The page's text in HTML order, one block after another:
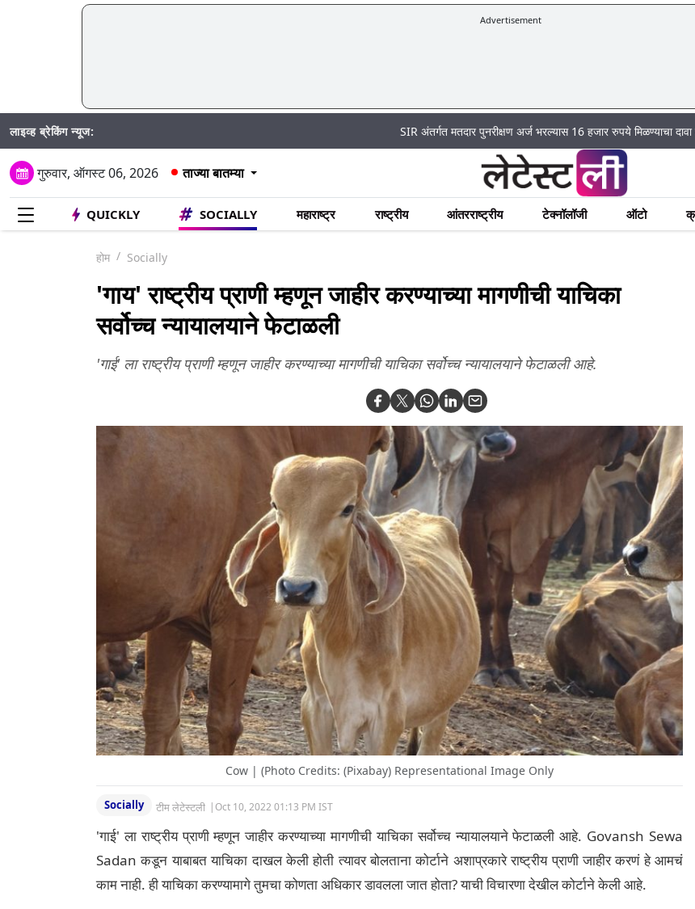
Advertisement
लाइव्ह ब्रेकिंग न्यूज: SIR अंतर्गत मतदार पुनरीक्षण अर्ज भरल्यास 16 हजार रुपये मिळण्याचा दावा पूर्णपणे खोटा
गुरुवार, ऑगस्ट 06, 2026 ताज्या बातम्या
QUICKLY SOCIALLY महाराष्ट्र राष्ट्रीय आंतरराष्ट्रीय टेक्नॉलॉजी ऑटो
होम Socially
'गाय' राष्ट्रीय प्राणी म्हणून जाहीर करण्याच्या मागणीची याचिका
सर्वोच्च न्यायालयाने फेटाळली
'गाई' ला राष्ट्रीय प्राणी म्हणून जाहीर करण्याच्या मागणीची याचिका सर्वोच्च न्यायालयाने फेटाळली आहे.
Cow | (Photo Credits: (Pixabay) Representational Image Only
Socially टीम लेटेस्टली | Oct 10, 2022 01:13 PM IST
'गाई' ला राष्ट्रीय प्राणी म्हणून जाहीर करण्याच्या मागणीची याचिका सर्वोच्च न्यायालयाने फेटाळली आहे. Govansh Sewa
Sadan कडून याबाबत याचिका दाखल केली होती त्यावर बोलताना कोर्टाने अशाप्रकारे राष्ट्रीय प्राणी जाहीर करणं हे आमचं
काम नाही. ही याचिका करण्यामागे तुमचा कोणता अधिकार डावलला जात होता? याची विचारणा देखील कोर्टाने केली आहे.